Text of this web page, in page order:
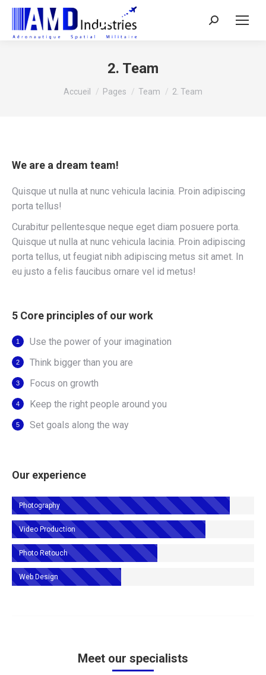
Search:
2. Team
Vous êtes ici :
Accueil Pages Team 2. Team
We are a dream team!
Quisque ut nulla at nunc vehicula lacinia. Proin adipiscing
porta tellus!
Curabitur pellentesque neque eget diam posuere porta.
Quisque ut nulla at nunc vehicula lacinia. Proin adipiscing
porta tellus, ut feugiat nibh adipiscing metus sit amet. In
eu justo a felis faucibus ornare vel id metus!
5 Core principles of our work
Use the power of your imagination
Think bigger than you are
Focus on growth
Keep the right people around you
Set goals along the way
Our experience
Photography
Video Production
Photo Retouch
Web Design
Meet our specialists